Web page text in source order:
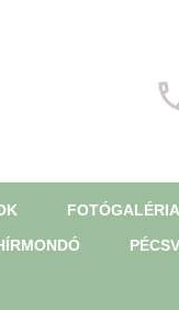
FOTÓGALÉRIA